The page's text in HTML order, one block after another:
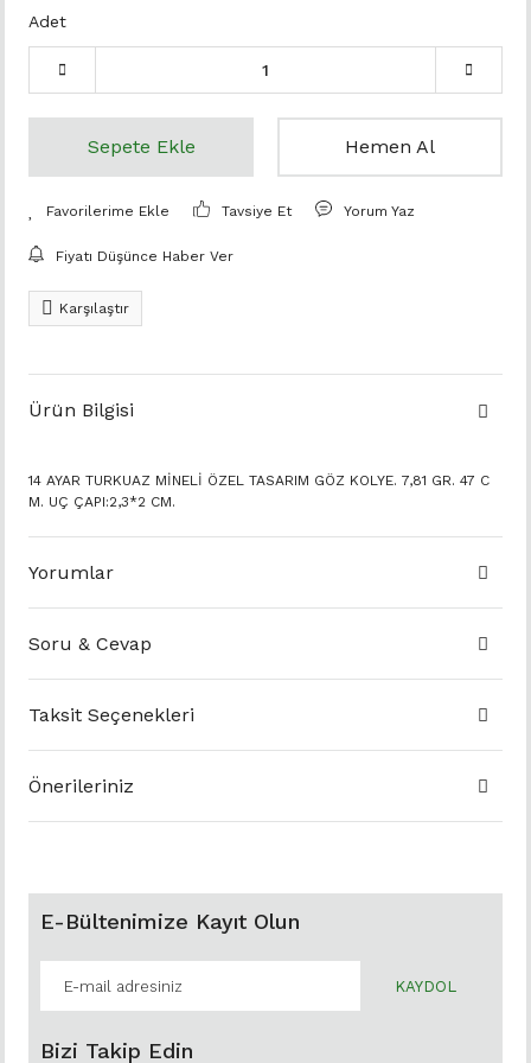
Adet
Sepete Ekle Hemen Al
Tavsiye Et Yorum Yaz
Fiyatı Düşünce Haber Ver
Karşılaştır
Ürün Bilgisi
14 AYAR TURKUAZ MİNELİ ÖZEL TASARIM GÖZ KOLYE. 7,81 GR. 47 C
M. UÇ ÇAPI:2,3*2 CM.
Yorumlar
Soru & Cevap
Taksit Seçenekleri
Önerileriniz
E-Bültenimize Kayıt Olun
KAYDOL
Bizi Takip Edin